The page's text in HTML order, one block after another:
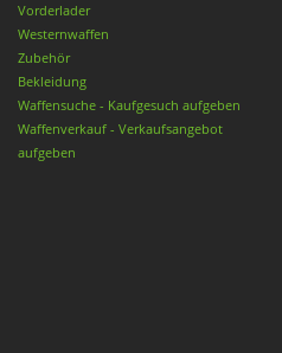
Vorderlader
Westernwaffen
Zubehör
Bekleidung
Waffensuche - Kaufgesuch aufgeben
Waffenverkauf - Verkaufsangebot
aufgeben